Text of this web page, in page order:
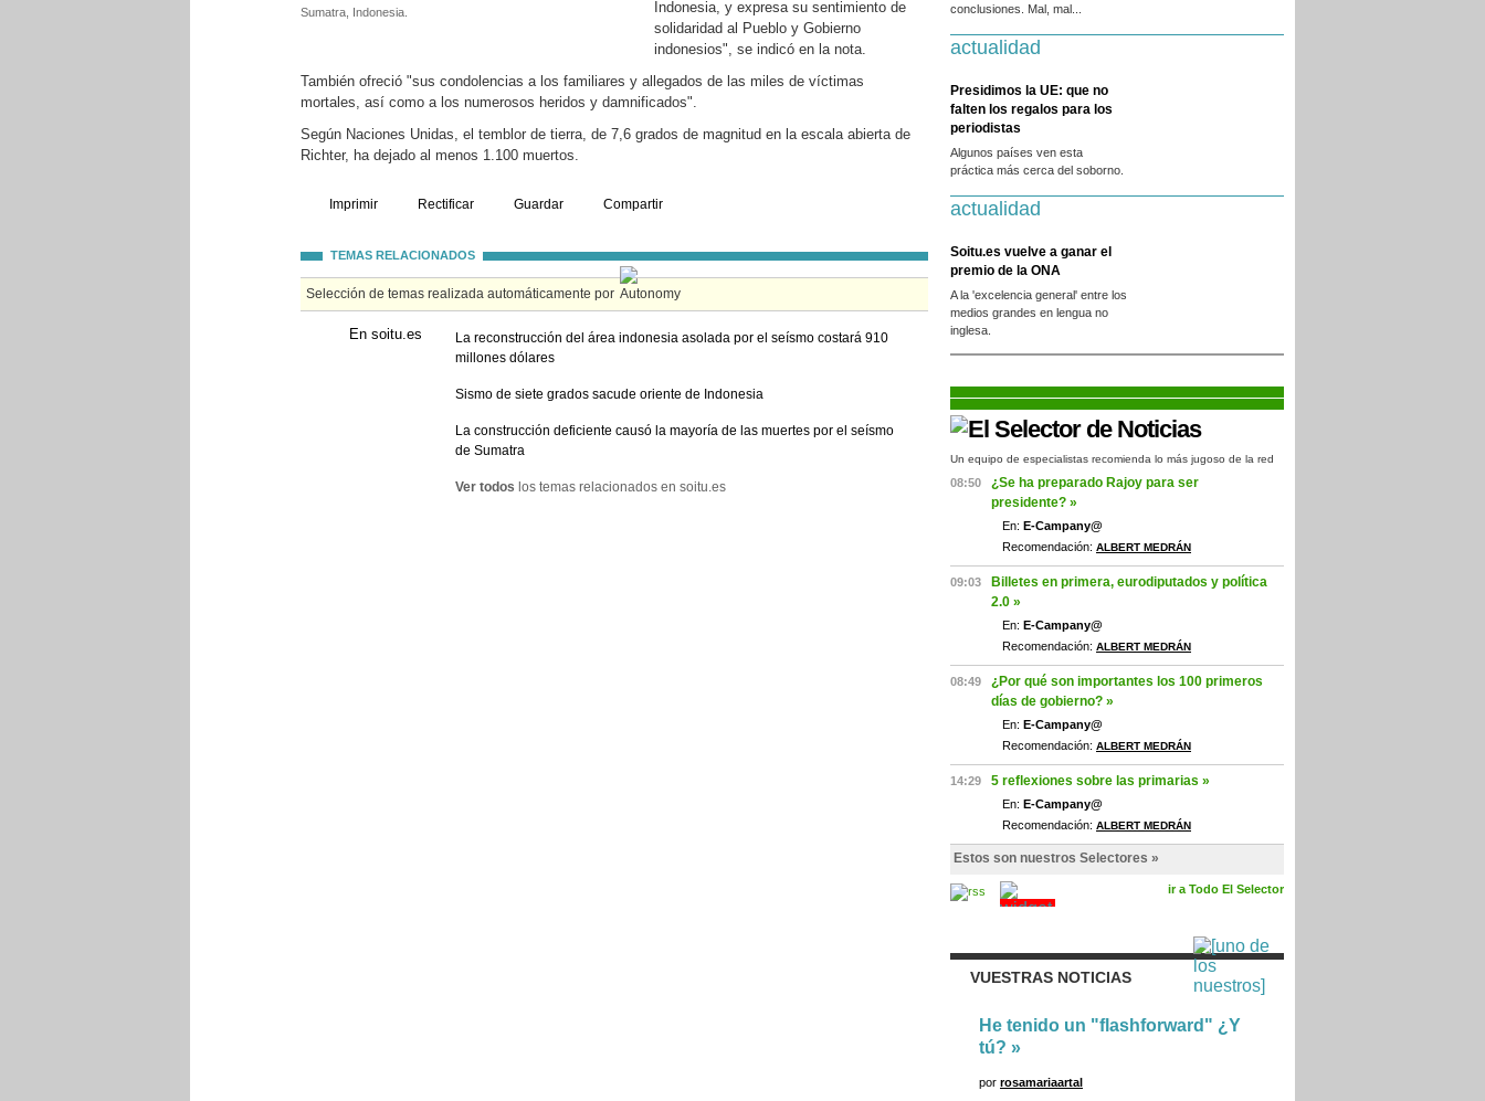
Sumatra, Indonesia.
Indonesia, y expresa su sentimiento de
solidaridad al Pueblo y Gobierno
indonesios", se indicó en la nota.
También ofreció "sus condolencias a los familiares y allegados de las miles de víctimas
mortales, así como a los numerosos heridos y damnificados".
Según Naciones Unidas, el temblor de tierra, de 7,6 grados de magnitud en la escala abierta de
Richter, ha dejado al menos 1.100 muertos.
Imprimir Rectificar Guardar Compartir
TEMAS RELACIONADOS
Selección de temas realizada automáticamente por
En soitu.es
La reconstrucción del área indonesia asolada por el seísmo costará 910
millones dólares
Sismo de siete grados sacude oriente de Indonesia
La construcción deficiente causó la mayoría de las muertes por el seísmo
de Sumatra
Ver todos los temas relacionados en soitu.es
conclusiones. Mal, mal...
actualidad
Presidimos la UE: que no
falten los regalos para los
periodistas
Algunos países ven esta
práctica más cerca del soborno.
actualidad
Soitu.es vuelve a ganar el
premio de la ONA
A la 'excelencia general' entre los
medios grandes en lengua no
inglesa.
Un equipo de especialistas recomienda lo más jugoso de la red
08:50
¿Se ha preparado Rajoy para ser
presidente? »
En: E-Campany@
Recomendación: ALBERT MEDRÁN
09:03
Billetes en primera, eurodiputados y política
2.0 »
En: E-Campany@
Recomendación: ALBERT MEDRÁN
08:49
¿Por qué son importantes los 100 primeros
días de gobierno? »
En: E-Campany@
Recomendación: ALBERT MEDRÁN
14:29 5 reflexiones sobre las primarias »
En: E-Campany@
Recomendación: ALBERT MEDRÁN
Estos son nuestros Selectores »
ir a Todo El Selector
VUESTRAS NOTICIAS
He tenido un "flashforward" ¿Y
tú? »
por rosamariaartal